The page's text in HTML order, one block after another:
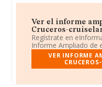
Ver el informe
Cruceros-
Regístrate en
Informe Ampliado de
VER INFORME